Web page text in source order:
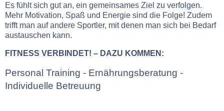
Es fühlt sich gut an, ein gemeinsames Ziel zu verfolgen.
Mehr Motivation, Spaß und Energie sind die Folge! Zudem
trifft man auf andere Sportler, mit denen man sich bei Bedarf
austauschen kann.
FITNESS VERBINDET! – DAZU KOMMEN:
Personal Training - Ernährungsberatung -
Individuelle Betreuung